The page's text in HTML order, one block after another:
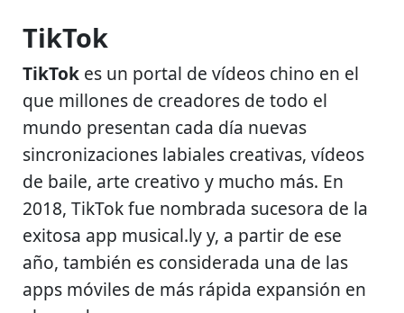
TikTok
TikTok es un portal de vídeos chino en el
que millones de creadores de todo el
mundo presentan cada día nuevas
sincronizaciones labiales creativas, vídeos
de baile, arte creativo y mucho más. En
2018, TikTok fue nombrada sucesora de la
exitosa app musical.ly y, a partir de ese
año, también es considerada una de las
apps móviles de más rápida expansión en